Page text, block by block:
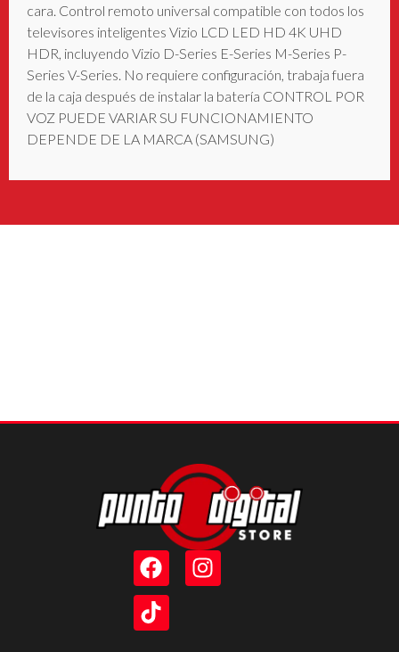
cara. Control remoto universal compatible con todos los
televisores inteligentes Vizio LCD LED HD 4K UHD
HDR, incluyendo Vizio D-Series E-Series M-Series P-
Series V-Series. No requiere configuración, trabaja fuera
de la caja después de instalar la batería CONTROL POR
VOZ PUEDE VARIAR SU FUNCIONAMIENTO
DEPENDE DE LA MARCA (SAMSUNG)